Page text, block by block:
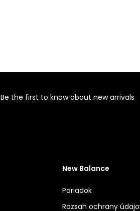
Be the first to know about new arrivals
New Balance
Poriadok
Rozsah ochrany